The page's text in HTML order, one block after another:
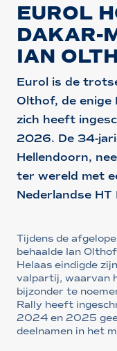
EUROL
DAKAR-
IAN
Eurol is de
Olthof, de enige
zich heeft
2026. De 34-
Hellendoorn,
ter wereld met
Nederlandse HT
Tijdens de
behaalde Ian
Helaas eindigde
valpartij, waarvan
bijzonder te
Rally heeft
2024 en 2025
deelnamen in het